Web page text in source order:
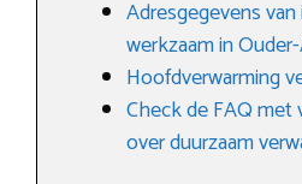
Adresgegevens
werkzaam in
Hoofdverwarming
Check de FAQ
over duurzaam